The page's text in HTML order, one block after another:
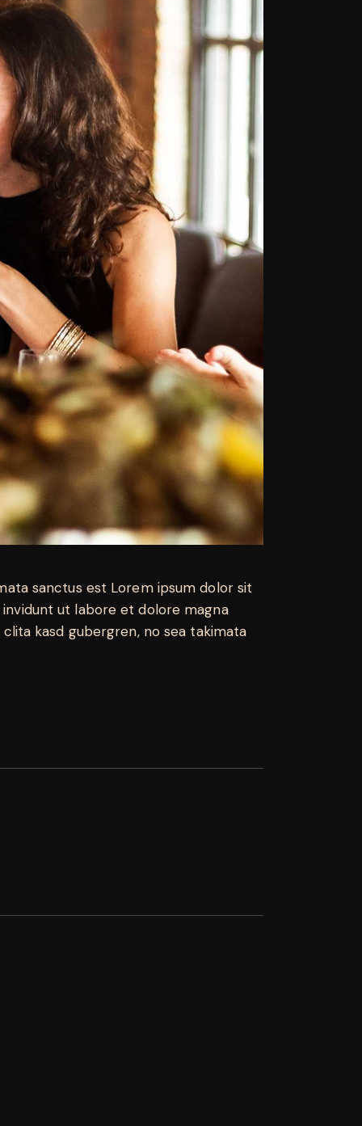
sanctus est Lorem ipsum dolor sit
ut labore et dolore magna
kasd gubergren, no sea takimata